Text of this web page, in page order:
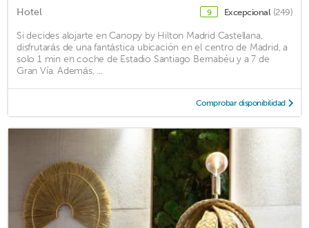
Hotel 9 Excepcional (249)
Si decides alojarte en Canopy by Hilton Madrid Castellana,
disfrutarás de una fantástica ubicación en el centro de Madrid, a
solo 1 min en coche de Estadio Santiago Bernabéu y a 7 de
Gran Vía. Además, ...
Comprobar disponibilidad